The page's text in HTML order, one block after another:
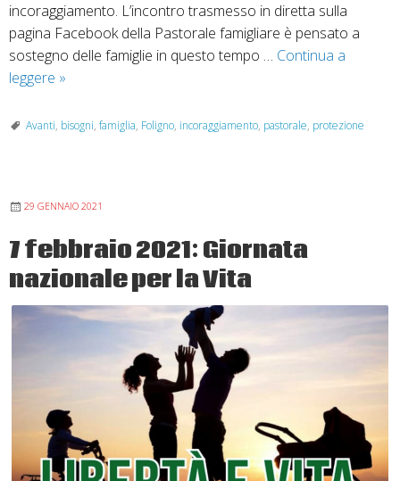
incoraggiamento. L’incontro trasmesso in diretta sulla
pagina Facebook della Pastorale famigliare è pensato a
sostegno delle famiglie in questo tempo … Continua a
leggere Incontro
di
protezione
incoraggiamento
»
Avanti, bisogni, famiglia, Foligno, incoraggiamento, pastorale, protezione
29 GENNAIO 2021
7 febbraio 2021: Giornata
nazionale per la Vita